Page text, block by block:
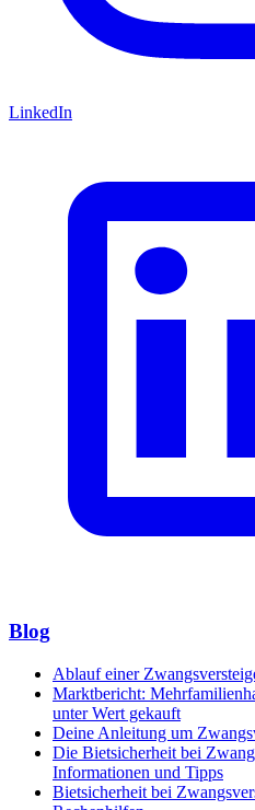
LinkedIn
Blog
Ablauf einer
Marktbericht:
unter Wert gekauft
Deine Anleitung um
Die Bietsicherheit bei
Informationen und Tipps
Bietsicherheit bei